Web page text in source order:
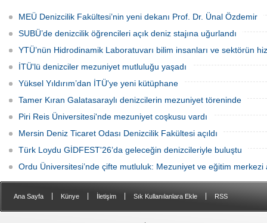
Tamir Ustası (Fitter) Yetiştirme Kursu’
tamamlandı. Kursu başarıyla
tamamlayıp sınavı geçecek adaylar
Arkas Deniz Ticaret Filosu’nda görev
alacak.
Bakanlığı Çaka Bey Mesleki ve Teknik
Anadolu Lisesi, ilk öğrencilerini kabul
etmeye hazırlanıyor.
MEÜ Denizcilik Fakültesi’nin yeni dekanı Prof. Dr. Ünal Özdemir
SUBÜ’de denizcilik öğrencileri açık deniz stajına uğurlandı
YTÜ’nün Hidrodinamik Laboratuvarı bilim insanları ve sektörün
İTÜ'lü denizciler mezuniyet mutluluğu yaşadı
Yüksel Yıldırım’dan İTÜ'ye yeni kütüphane
Tamer Kıran Galatasaraylı denizcilerin mezuniyet töreninde
Piri Reis Üniversitesi'nde mezuniyet coşkusu vardı
Mersin Deniz Ticaret Odası Denizcilik Fakültesi açıldı
Türk Loydu GİDFEST'26’da geleceğin denizcileriyle buluştu
Ordu Üniversitesi’nde çifte mutluluk: Mezuniyet ve eğitim merkezi
Ana Sayfa Künye İletişim Sık Kullanılanlara Ekle RSS